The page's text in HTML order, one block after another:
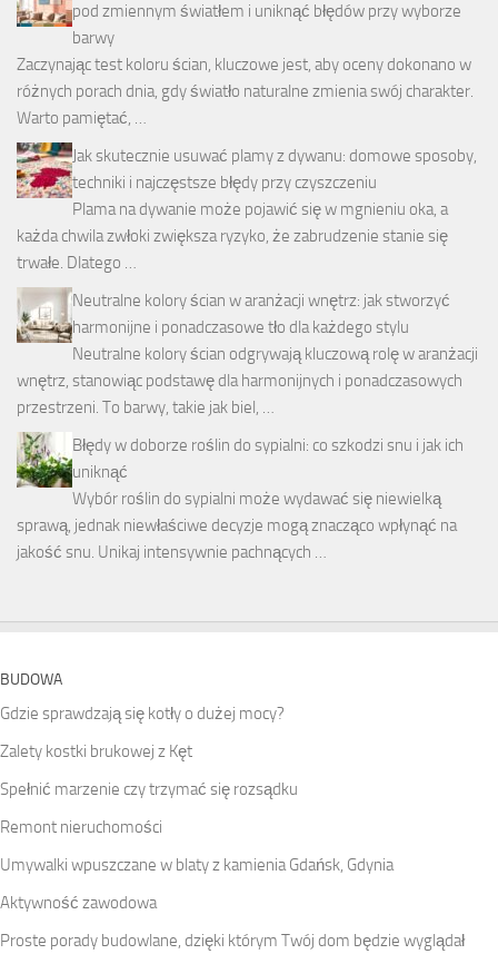
pod zmiennym światłem i uniknąć błędów przy wyborze
barwy
Zaczynając test koloru ścian, kluczowe jest, aby oceny dokonano w
różnych porach dnia, gdy światło naturalne zmienia swój charakter.
Warto pamiętać, …
Jak skutecznie usuwać plamy z dywanu: domowe sposoby,
techniki i najczęstsze błędy przy czyszczeniu
Plama na dywanie może pojawić się w mgnieniu oka, a
każda chwila zwłoki zwiększa ryzyko, że zabrudzenie stanie się
trwałe. Dlatego …
Neutralne kolory ścian w aranżacji wnętrz: jak stworzyć
harmonijne i ponadczasowe tło dla każdego stylu
Neutralne kolory ścian odgrywają kluczową rolę w aranżacji
wnętrz, stanowiąc podstawę dla harmonijnych i ponadczasowych
przestrzeni. To barwy, takie jak biel, …
Błędy w doborze roślin do sypialni: co szkodzi snu i jak ich
uniknąć
Wybór roślin do sypialni może wydawać się niewielką
sprawą, jednak niewłaściwe decyzje mogą znacząco wpłynąć na
jakość snu. Unikaj intensywnie pachnących …
BUDOWA
Gdzie sprawdzają się kotły o dużej mocy?
Zalety kostki brukowej z Kęt
Spełnić marzenie czy trzymać się rozsądku
Remont nieruchomości
Umywalki wpuszczane w blaty z kamienia Gdańsk, Gdynia
Aktywność zawodowa
Proste porady budowlane, dzięki którym Twój dom będzie wyglądał